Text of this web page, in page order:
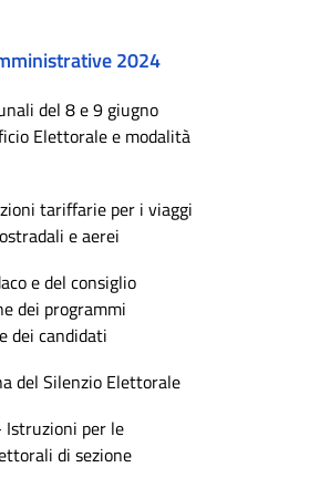
2024
del 8 e 9 giugno
Elettorale e modalità
tariffarie per i viaggi
e aerei
e del consiglio
dei programmi
dei candidati
del Silenzio Elettorale
Istruzioni per le
di sezione